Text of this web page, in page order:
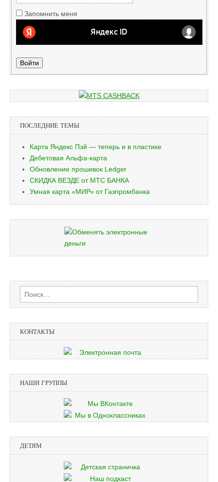
Запомнить меня
Войти
ПОСЛЕДНИЕ ТЕМЫ
Карта Яндекс Пэй — теперь и в пластике
Дебетовая Альфа-карта
Обновление прошивок Ledger
СКИДКА ВЕЗДЕ от МТС БАНКА
Умная карта «МИР» от Газпромбанка
Найти:
КОНТАКТЫ
НАШИ ГРУППЫ
ДЕТЯМ